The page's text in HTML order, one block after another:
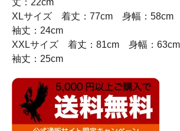
丈：22cm
XLサイズ 着丈：77cm 身幅：
袖丈：24cm
XXLサイズ 着丈：81cm 身幅：
袖丈：25cm